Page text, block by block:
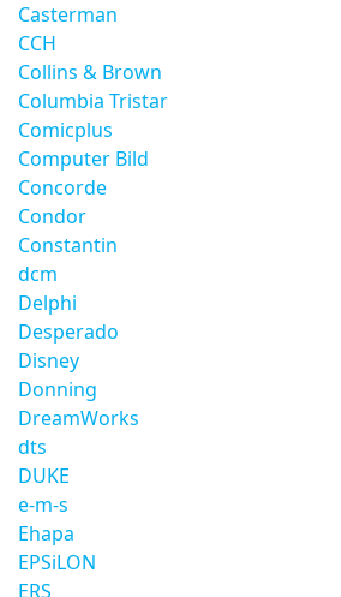
Casterman
CCH
Collins & Brown
Columbia Tristar
Comicplus
Computer Bild
Concorde
Condor
Constantin
dcm
Delphi
Desperado
Disney
Donning
DreamWorks
dts
DUKE
e-m-s
Ehapa
EPSiLON
ERS